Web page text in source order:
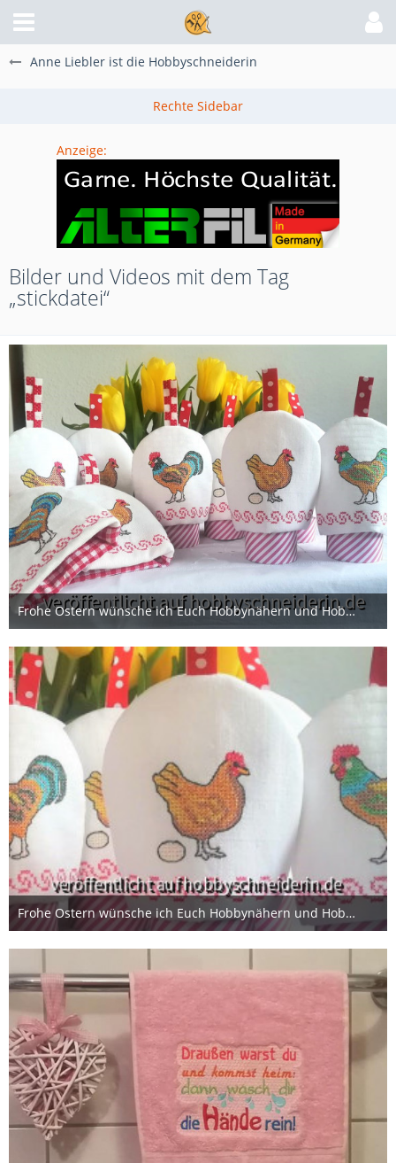
Anne Liebler ist die Hobbyschneiderin
Anzeige:
Bilder und Videos mit dem Tag
„stickdatei“
Frohe Ostern wünsche ich Euch Hobbynähern und Hobbystickern!
4. April 2020
Frohe Ostern wünsche ich Euch Hobbynähern und Hobbystickern!
4. April 2020